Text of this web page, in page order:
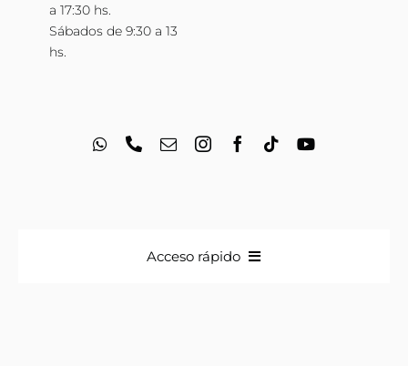
a 17:30 hs.
Sábados de 9:30 a 13
hs.
Acceso rápido